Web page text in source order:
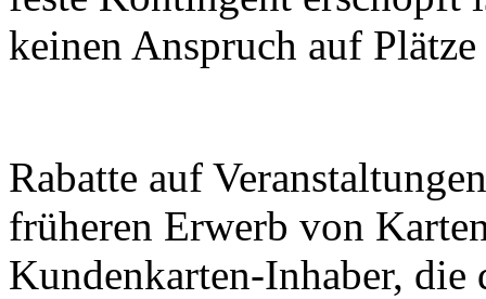
keinen Anspruch auf
Rabatte auf
früheren Erwerb von
Kundenkarten-Inhaber, die